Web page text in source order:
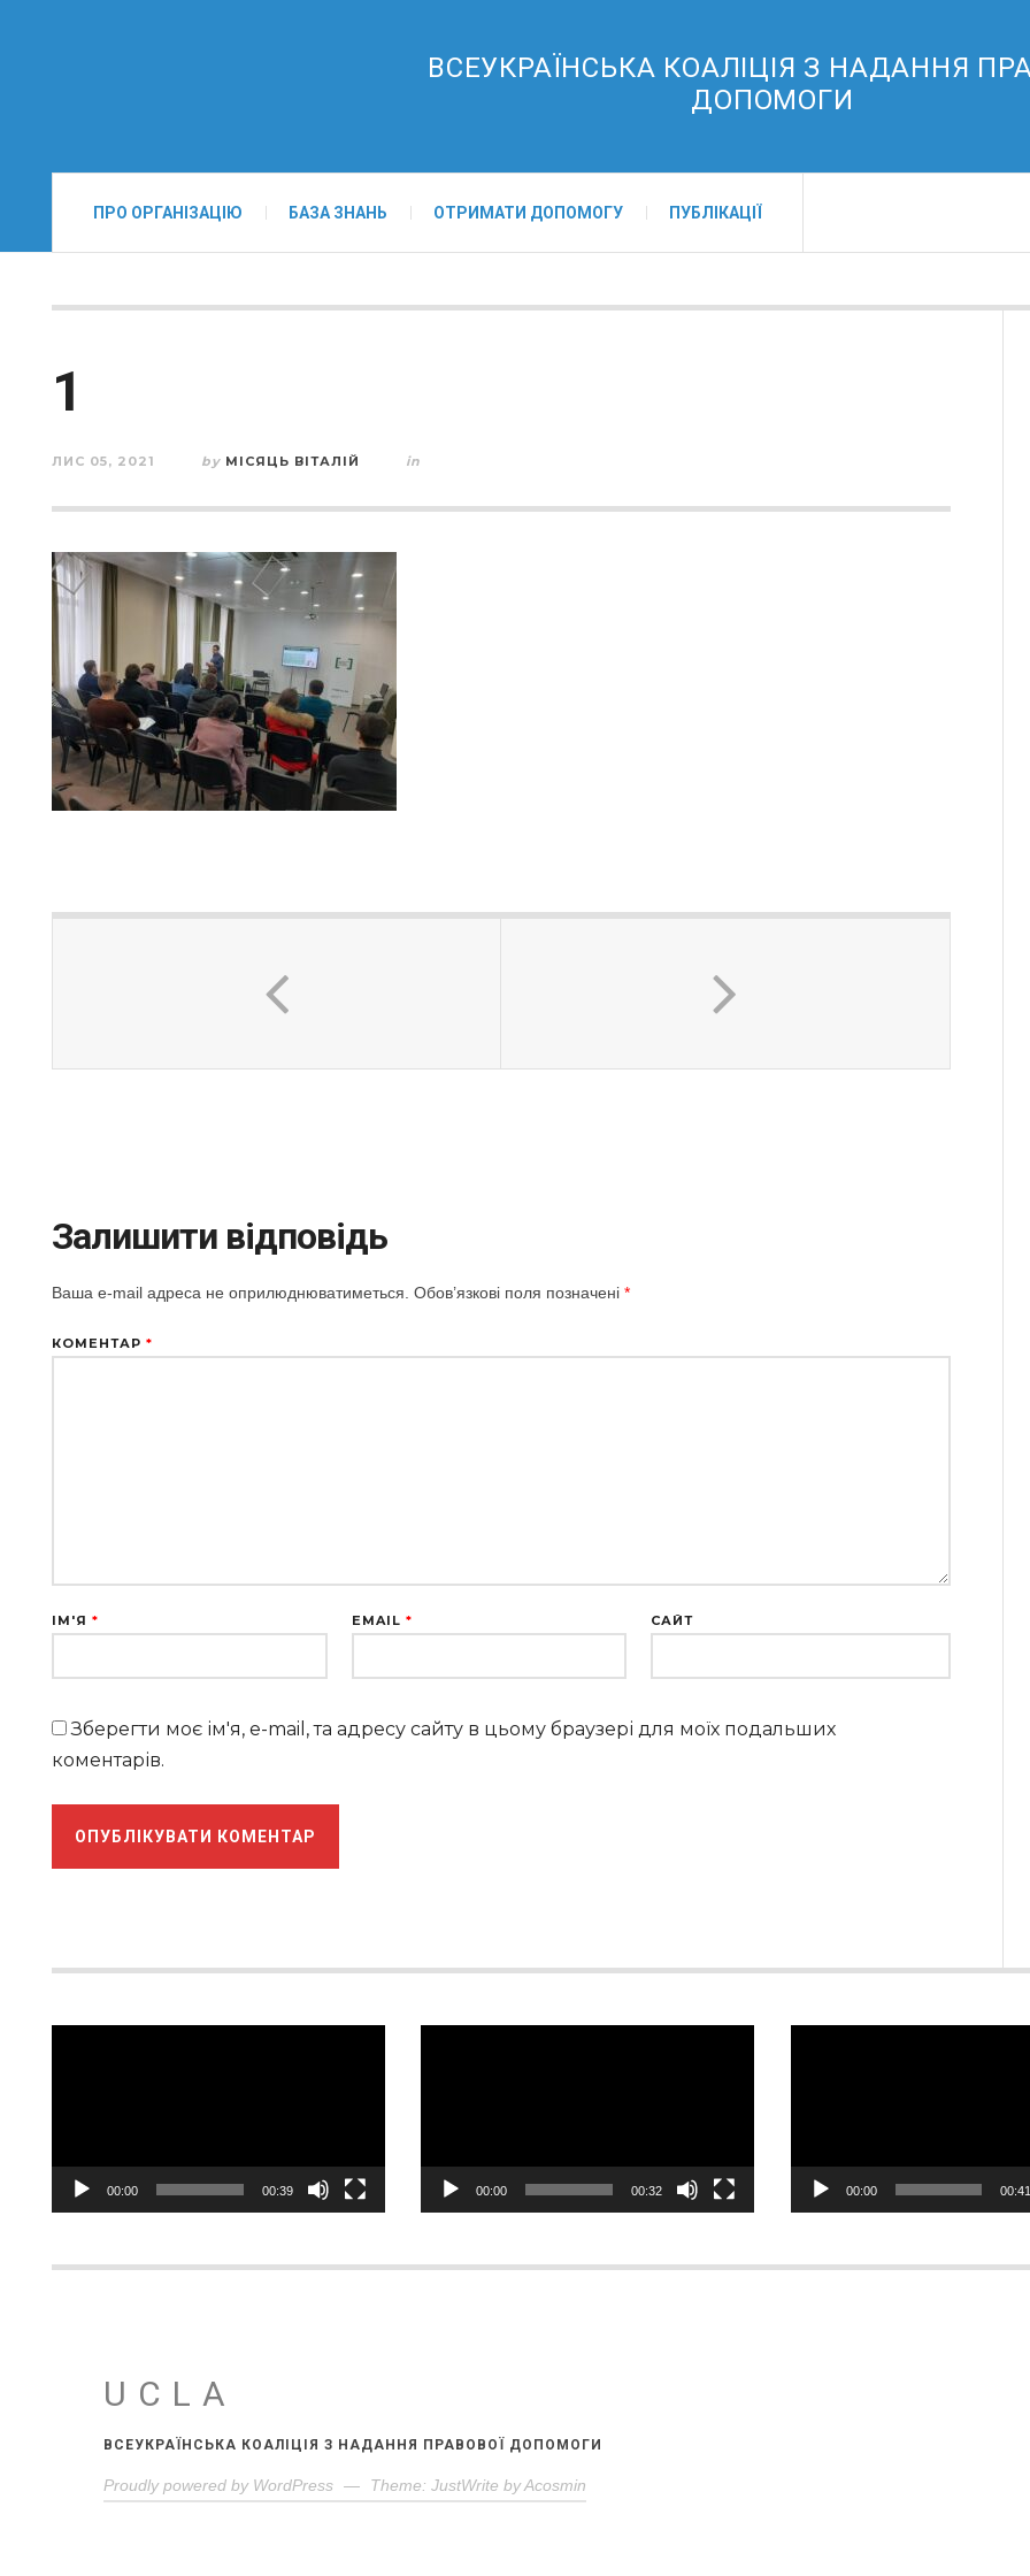
ВСЕУКРАЇНСЬКА КОАЛІЦІЯ З НАДАННЯ
ДОПОМОГИ
ПРО ОРГАНІЗАЦІЮ БАЗА ЗНАНЬ ОТРИМАТИ ДОПОМОГУ ПУБЛІКАЦІЇ
1
ЛИС 05, 2021 by МІСЯЦЬ ВІТАЛІЙ in
Залишити відповідь
Ваша e-mail адреса не оприлюднюватиметься. Обов’язкові поля позначені *
КОМЕНТАР *
ІМ'Я * EMAIL * САЙТ
Зберегти моє ім'я, e-mail, та адресу сайту в цьому браузері для моїх подальших
коментарів.
00:00 00:39 00:00 00:32 00:00 00:41
UCLA
ВСЕУКРАЇНСЬКА КОАЛІЦІЯ З НАДАННЯ ПРАВОВОЇ ДОПОМОГИ
Proudly powered by WordPress — Theme: JustWrite byAcosmin